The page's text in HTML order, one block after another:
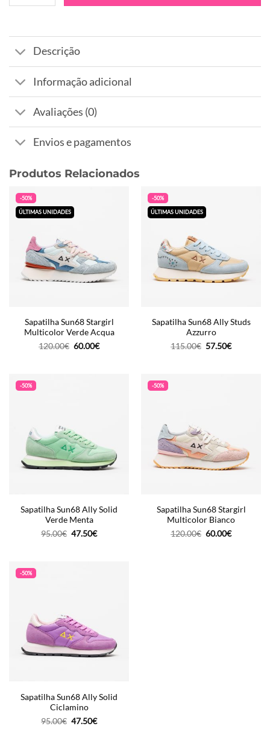
Descrição
Informação adicional
Avaliações (0)
Envios e pagamentos
Produtos Relacionados
-50%
ÚLTIMAS UNIDADES
Sapatilha Sun68 Stargirl
Multicolor Verde Acqua
120.00€ O
60.00€O
-50%
ÚLTIMAS UNIDADES
Sapatilha Sun68 Ally Studs
Azzurro
115.00€ O
57.50€O
-50%
Sapatilha Sun68 Ally Solid
Verde Menta
95.00€ O
47.50€O
-50%
Sapatilha Sun68 Stargirl
Multicolor Bianco
120.00€ O
60.00€O
-50%
Sapatilha Sun68 Ally Solid
Ciclamino
95.00€ O
47.50€O